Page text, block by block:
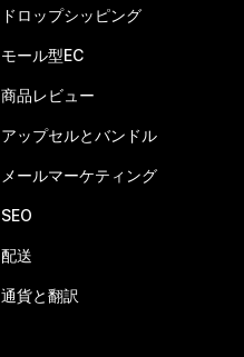
ドロップシッピング
モール型EC
商品レビュー
アップセルとバンドル
メールマーケティング
SEO
配送
通貨と翻訳